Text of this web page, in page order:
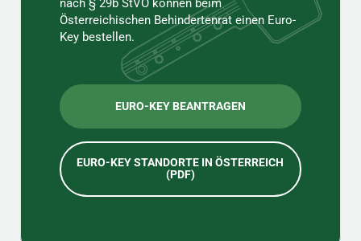
nach § 29b StVO können beim
Österreichischen Behindertenrat einen Euro-
Key bestellen.
EURO-KEY BEANTRAGEN
EURO-KEY STANDORTE IN ÖSTERREICH
(PDF)